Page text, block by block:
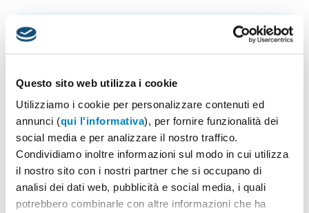
Questo sito web utilizza i cookie
Utilizziamo i cookie per personalizzare contenuti ed
annunci (qui l'informativa), per fornire funzionalità dei
social media e per analizzare il nostro traffico.
Condividiamo inoltre informazioni sul modo in cui utilizza
il nostro sito con i nostri partner che si occupano di
analisi dei dati web, pubblicità e social media, i quali
potrebbero combinarle con altre informazioni che ha
PREVENTIVO & BOZZA GRATUITA
Potrai indicare successivamente la suddivisione per
1 Seleziona il colore:
2 Quantità
Minimo: 100